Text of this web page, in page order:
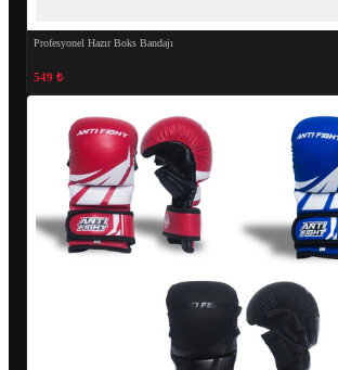
Profesyonel Hazır Boks Bandajı
549 ₺